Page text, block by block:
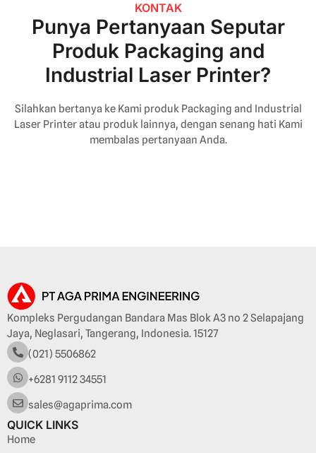
KONTAK
Punya Pertanyaan Seputar
Produk Packaging and
Industrial Laser Printer?
Silahkan bertanya ke Kami produk Packaging and Industrial
Laser Printer atau produk lainnya, dengan senang hati Kami
membalas pertanyaan Anda.
Kompleks Pergudangan Bandara Mas Blok A3 no 2 Selapajang
Jaya, Neglasari, Tangerang, Indonesia. 15127
(021) 5506862
+6281 9112 34551
sales@agaprima.com
QUICK LINKS
Home